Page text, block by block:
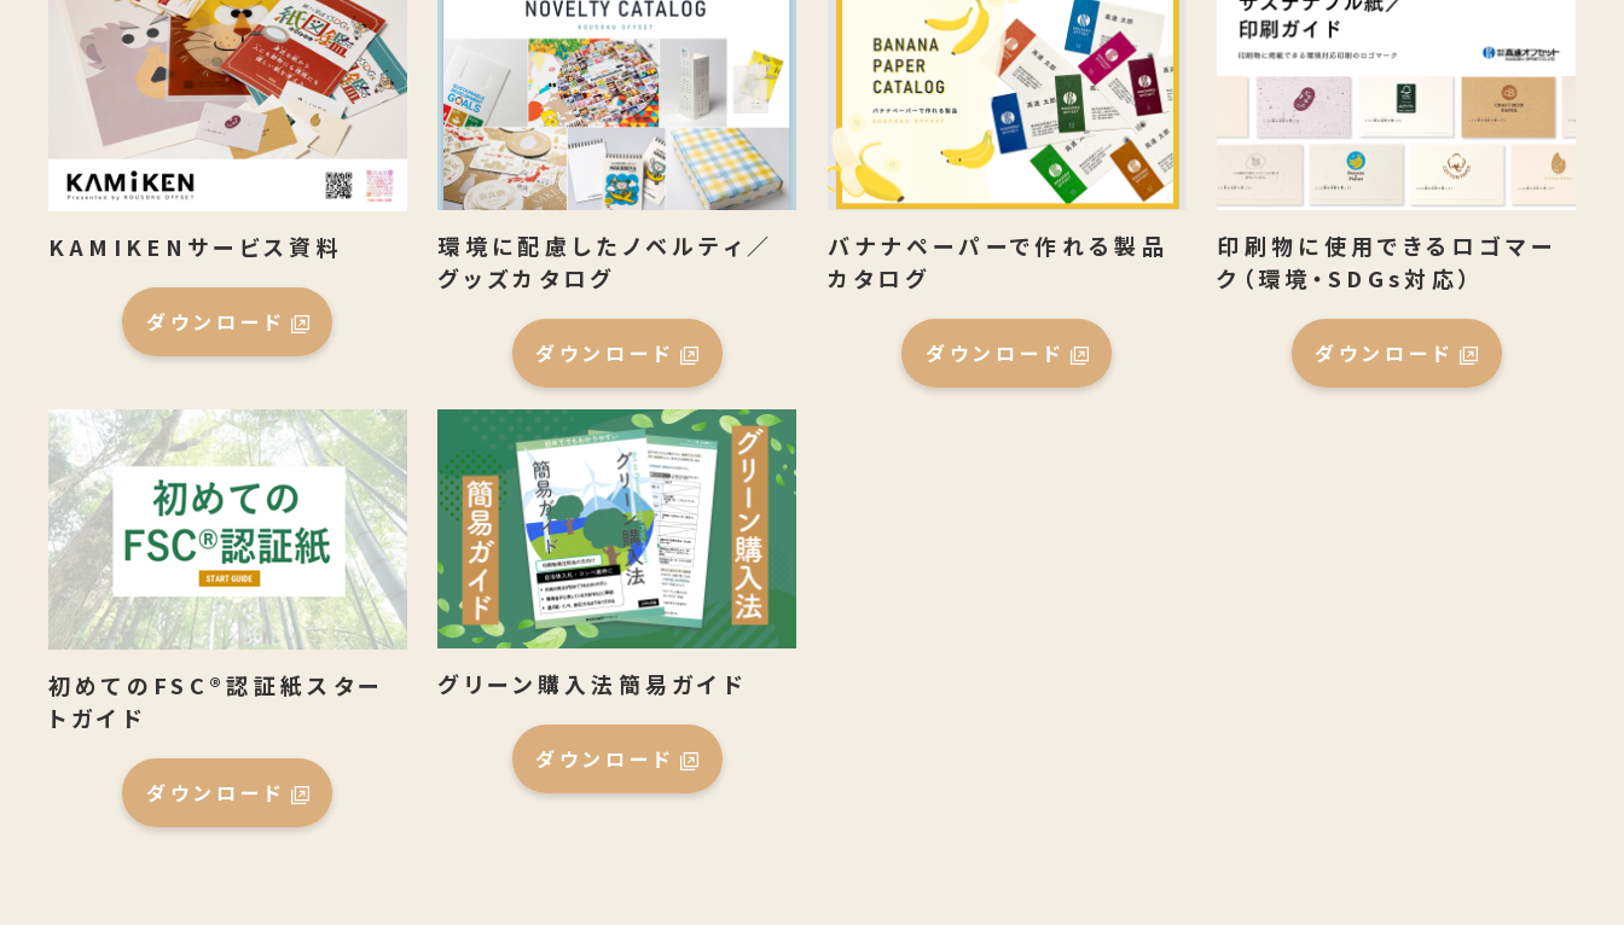
KAMIKENサービス資料
ダウンロード
環境に配慮したノベルティ／
グッズカタログ
ダウンロード
バナナペーパーで作れる製品
カタログ
ダウンロード
印刷物に使用できるロゴマー
ク（環境・SDGs対応）
ダウンロード
初めてのFSC®認証紙スター
トガイド
ダウンロード
グリーン購入法簡易ガイド
ダウンロード